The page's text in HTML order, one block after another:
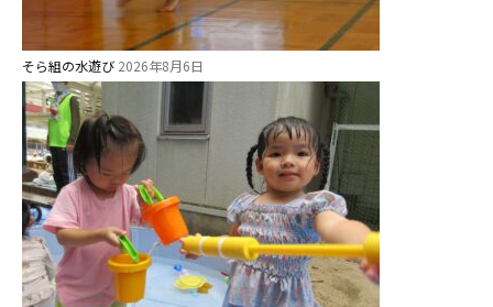
そら組の水遊び 2026年8月6日